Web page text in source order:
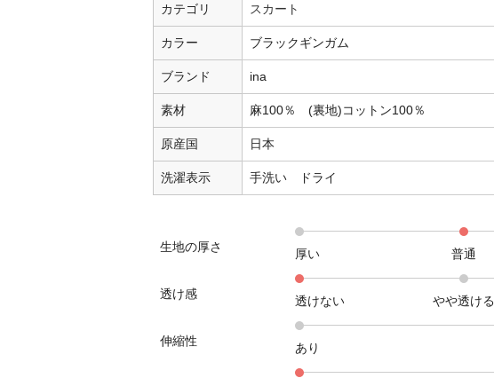
カテゴリ スカート
カラー ブラックギンガム
ブランド ina
素材 麻100％ (裏地)コットン100％
原産国 日本
洗濯表示 手洗い ドライ
生地の厚さ 厚い 普通
透け感 透けない やや透ける
伸縮性 あり